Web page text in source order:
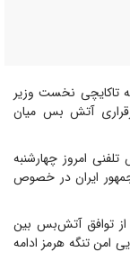
تاکایچی نخست وزیر
آتش بس میان
امروز چهارشنبه
ایران در خصوص
از توافق آتش‌بس بین
امن تنگه هرمز ادامه